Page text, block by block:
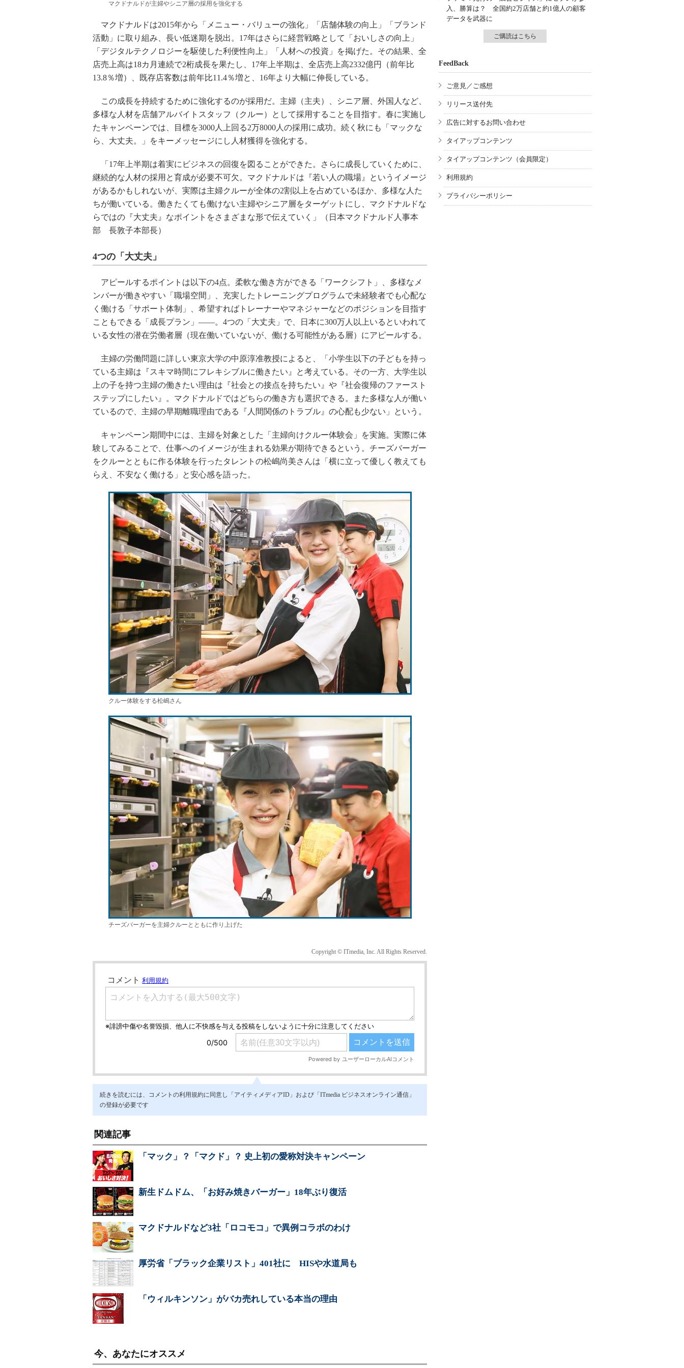
マクドナルドが主婦やシニア層の採用を強化する
マクドナルドは2015年から「メニュー・バリューの強化」「店舗体験の向上」「ブランド
活動」に取り組み、長い低迷期を脱出。17年はさらに経営戦略として「おいしさの向上」
「デジタルテクノロジーを駆使した利便性向上」「人材への投資」を掲げた。その結果、全
店売上高は18カ月連続で2桁成長を果たし、17年上半期は、全店売上高2332億円（前年比
13.8％増）、既存店客数は前年比11.4％増と、16年より大幅に伸長している。
この成長を持続するために強化するのが採用だ。主婦（主夫）、シニア層、外国人など、
多様な人材を店舗アルバイトスタッフ（クルー）として採用することを目指す。春に実施し
たキャンペーンでは、目標を3000人上回る2万8000人の採用に成功。続く秋にも「マックな
ら、大丈夫。」をキーメッセージにし人材獲得を強化する。
「17年上半期は着実にビジネスの回復を図ることができた。さらに成長していくために、
継続的な人材の採用と育成が必要不可欠。マクドナルドは『若い人の職場』というイメージ
があるかもしれないが、実際は主婦クルーが全体の2割以上を占めているほか、多様な人た
ちが働いている。働きたくても働けない主婦やシニア層をターゲットにし、マクドナルドな
らではの『大丈夫』なポイントをさまざまな形で伝えていく」（日本マクドナルド人事本
部 長敦子本部長）
4つの「大丈夫」
アピールするポイントは以下の4点。柔軟な働き方ができる「ワークシフト」、多様なメ
ンバーが働きやすい「職場空間」、充実したトレーニングプログラムで未経験者でも心配な
く働ける「サポート体制」、希望すればトレーナーやマネジャーなどのポジションを目指す
こともできる「成長プラン」――。4つの「大丈夫」で、日本に300万人以上いるといわれて
いる女性の潜在労働者層（現在働いていないが、働ける可能性がある層）にアピールする。
主婦の労働問題に詳しい東京大学の中原淳准教授によると、「小学生以下の子どもを持っ
ている主婦は『スキマ時間にフレキシブルに働きたい』と考えている。その一方、大学生以
上の子を持つ主婦の働きたい理由は『社会との接点を持ちたい』や『社会復帰のファースト
ステップにしたい』。マクドナルドではどちらの働き方も選択できる。また多様な人が働い
ているので、主婦の早期離職理由である『人間関係のトラブル』の心配も少ない」という。
キャンペーン期間中には、主婦を対象とした「主婦向けクルー体験会」を実施。実際に体
験してみることで、仕事へのイメージが生まれる効果が期待できるという。チーズバーガー
をクルーとともに作る体験を行ったタレントの松嶋尚美さんは「横に立って優しく教えても
らえ、不安なく働ける」と安心感を語った。
クルー体験をする松嶋さん
チーズバーガーを主婦クルーとともに作り上げた
Copyright © ITmedia, Inc. All Rights Reserved.
続きを読むには、コメントの利用規約に同意し「アイティメディアID」および「ITmedia ビジネスオンライン通信」
の登録が必要です
関連記事
「マック」？「マクド」？ 史上初の愛称対決キャンペーン
新生ドムドム、「お好み焼きバーガー」18年ぶり復活
マクドナルドなど3社「ロコモコ」で異例コラボのわけ
厚労省「ブラック企業リスト」401社に HISや水道局も
「ウィルキンソン」がバカ売れしている本当の理由
今、あなたにオススメ
入、勝算は？ 全国約2万店舗と約1億人の顧客
データを武器に
ご購読はこちら
FeedBack
ご意見／ご感想
リリース送付先
広告に対するお問い合わせ
タイアップコンテンツ
タイアップコンテンツ（会員限定）
利用規約
プライバシーポリシー